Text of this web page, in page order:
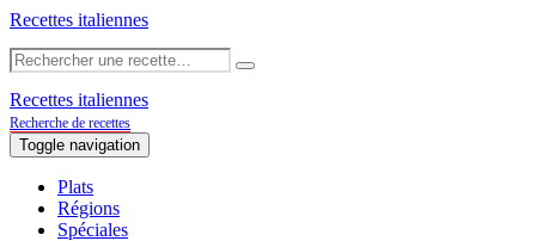
Recettes italiennes
Recettes italiennes
Recherche de recettes
Toggle navigation
Plats
Régions
Spéciales